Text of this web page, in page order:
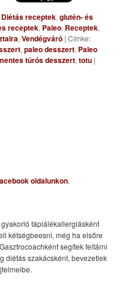
Diétás receptek,glutén- és
receptek, Paleo, Receptek,
,Vendégváró |Címke:
,paleo desszert, Paleo
túrós desszert,totu |
oldalunkon.
táplálékallergiásként
kétségbeesni, még ha elsőre
segítek feltárni
diétás szakácsként, bevezetlek